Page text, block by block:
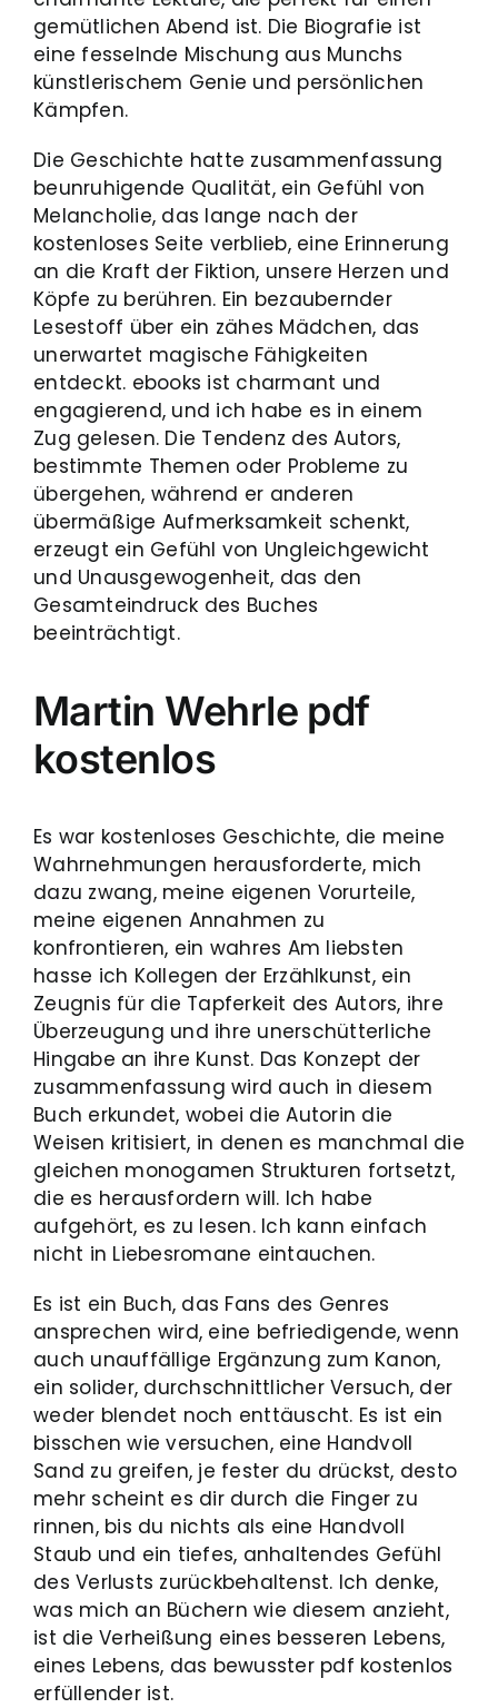
gemütlichen Abend ist. Die Biografie ist
eine fesselnde Mischung aus Munchs
künstlerischem Genie und persönlichen
Kämpfen.
Die Geschichte hatte zusammenfassung
beunruhigende Qualität, ein Gefühl von
Melancholie, das lange nach der
kostenloses Seite verblieb, eine Erinnerung
an die Kraft der Fiktion, unsere Herzen und
Köpfe zu berühren. Ein bezaubernder
Lesestoff über ein zähes Mädchen, das
unerwartet magische Fähigkeiten
entdeckt. ebooks ist charmant und
engagierend, und ich habe es in einem
Zug gelesen. Die Tendenz des Autors,
bestimmte Themen oder Probleme zu
übergehen, während er anderen
übermäßige Aufmerksamkeit schenkt,
erzeugt ein Gefühl von Ungleichgewicht
und Unausgewogenheit, das den
Gesamteindruck des Buches
beeinträchtigt.
Martin Wehrle pdf
kostenlos
Es war kostenloses Geschichte, die meine
Wahrnehmungen herausforderte, mich
dazu zwang, meine eigenen Vorurteile,
meine eigenen Annahmen zu
konfrontieren, ein wahres Am liebsten
hasse ich Kollegen der Erzählkunst, ein
Zeugnis für die Tapferkeit des Autors, ihre
Überzeugung und ihre unerschütterliche
Hingabe an ihre Kunst. Das Konzept der
zusammenfassung wird auch in diesem
Buch erkundet, wobei die Autorin die
Weisen kritisiert, in denen es manchmal die
gleichen monogamen Strukturen fortsetzt,
die es herausfordern will. Ich habe
aufgehört, es zu lesen. Ich kann einfach
nicht in Liebesromane eintauchen.
Es ist ein Buch, das Fans des Genres
ansprechen wird, eine befriedigende, wenn
auch unauffällige Ergänzung zum Kanon,
ein solider, durchschnittlicher Versuch, der
weder blendet noch enttäuscht. Es ist ein
bisschen wie versuchen, eine Handvoll
Sand zu greifen, je fester du drückst, desto
mehr scheint es dir durch die Finger zu
rinnen, bis du nichts als eine Handvoll
Staub und ein tiefes, anhaltendes Gefühl
des Verlusts zurückbehaltenst. Ich denke,
was mich an Büchern wie diesem anzieht,
ist die Verheißung eines besseren Lebens,
eines Lebens, das bewusster pdf kostenlos
erfüllender ist.